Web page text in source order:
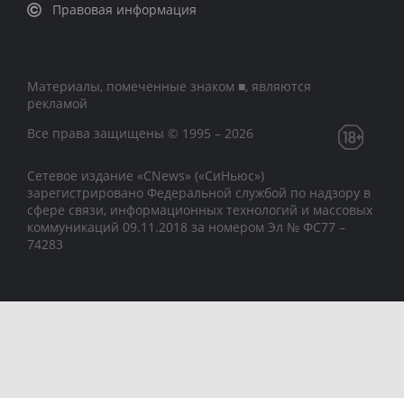
Правовая информация
Материалы, помеченные знаком ■, являются
рекламой
Все права защищены © 1995 – 2026
Сетевое издание «CNews» («СиНьюс»)
зарегистрировано Федеральной службой по надзору в
сфере связи, информационных технологий и массовых
коммуникаций 09.11.2018 за номером Эл № ФС77 –
74283